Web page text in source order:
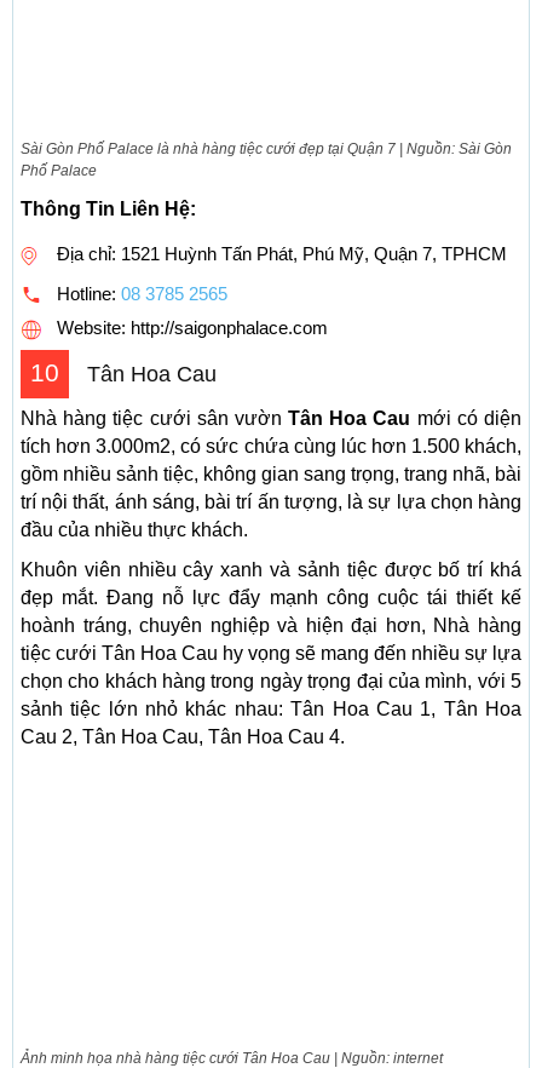
Sài Gòn Phố Palace là nhà hàng tiệc cưới đẹp tại Quận 7 | Nguồn: Sài Gòn
Phố Palace
Thông Tin Liên Hệ:
Địa chỉ: 1521 Huỳnh Tấn Phát, Phú Mỹ, Quận 7, TPHCM
Hotline: 08 3785 2565
Website: http://saigonphalace.com
10 Tân Hoa Cau
Nhà hàng tiệc cưới sân vườnTân Hoa Cau mới có diện
tích hơn 3.000m2, có sức chứa cùng lúc hơn 1.500 khách,
gồm nhiều sảnh tiệc, không gian sang trọng, trang nhã, bài
trí nội thất, ánh sáng, bài trí ấn tượng, là sự lựa chọn hàng
đầu của nhiều thực khách.
Khuôn viên nhiều cây xanh và sảnh tiệc được bố trí khá
đẹp mắt. Đang nỗ lực đẩy mạnh công cuộc tái thiết kế
hoành tráng, chuyên nghiệp và hiện đại hơn, Nhà hàng
tiệc cưới Tân Hoa Cau hy vọng sẽ mang đến nhiều sự lựa
chọn cho khách hàng trong ngày trọng đại của mình, với 5
sảnh tiệc lớn nhỏ khác nhau:Tân Hoa Cau 1, Tân Hoa
Cau 2, Tân Hoa Cau, Tân Hoa Cau 4.
Ảnh minh họa nhà hàng tiệc cưới Tân Hoa Cau | Nguồn: internet